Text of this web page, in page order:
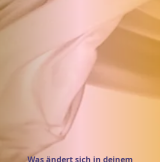
Was ändert sich in deinem